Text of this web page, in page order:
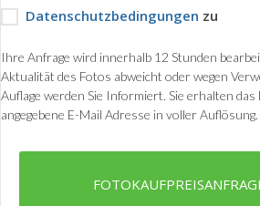
Datenschutzbedingungen zu
Ihre Anfrage wird innerhalb 12 Stunden
Aktualität des Fotos abweicht oder wegen
Auflage werden Sie Informiert. Sie erhalten das
angegebene E-Mail Adresse in voller Auflösung.